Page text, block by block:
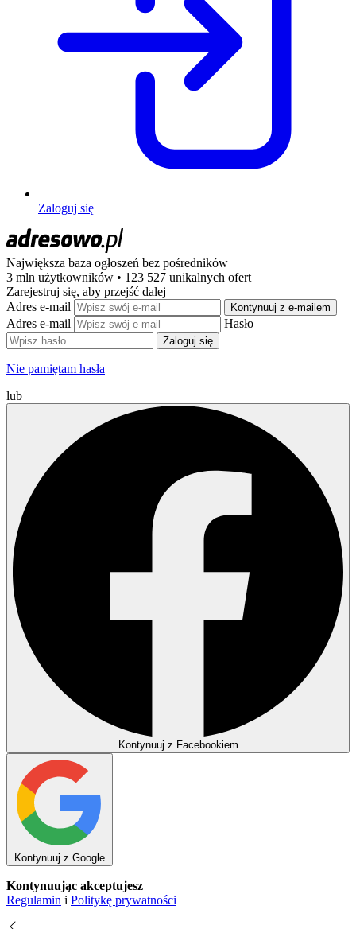
Zaloguj się
Największa baza ogłoszeń bez pośredników
3 mln użytkowników • 123 527 unikalnych ofert
Zarejestruj się, aby przejść dalej
Adres e-mail
Kontynuuj z e-mailem
Adres e-mail Hasło
Zaloguj się
Nie pamiętam hasła
lub
Kontynuuj z Facebookiem
Kontynuuj z Google
Kontynuując akceptujesz
Regulamin i Politykę prywatności